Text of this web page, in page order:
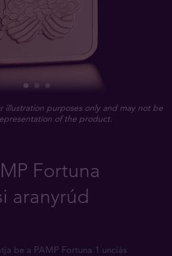
illustration purposes only and may not be
of the product.
Fortuna
aranyrúd
be a PAMP Fortuna 1 unciás